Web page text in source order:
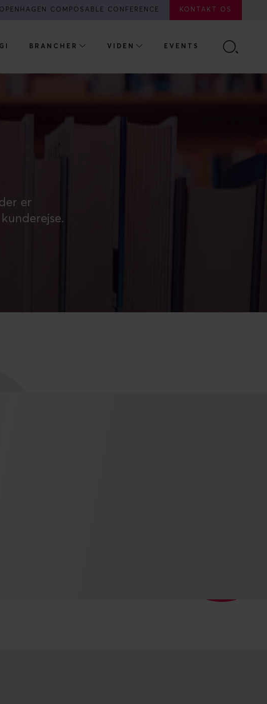
COMPOSABLE CONFERENCE KONTAKT OS
BRANCHER VIDEN EVENTS
er